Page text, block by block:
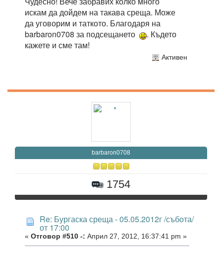
искам да дойдем на такава среща. Може
да уговорим и таткото. Благодаря на
barbaron0708 за подсещането
. Където
кажете и сме там!
Активен
barbaron0708
1754
Re: Бургаска среща - 05.05.2012г /събота/
от 17:00
« Отговор #510 -: Април 27, 2012, 16:37:41 pm »